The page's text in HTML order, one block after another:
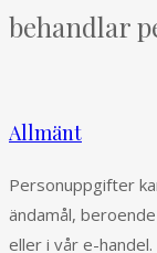
behandlar
Allmänt
Personuppgifter
ändamål,
eller i vår e-